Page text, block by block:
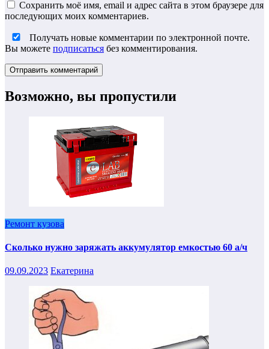
Сохранить моё имя, email и адрес сайта в этом браузере для
последующих моих комментариев.
Получать новые комментарии по электронной почте.
Вы можете подписаться без комментирования.
Возможно, вы пропустили
Ремонт кузова
Сколько нужно заряжать аккумулятор емкостью 60 а/ч
09.09.2023 Екатерина